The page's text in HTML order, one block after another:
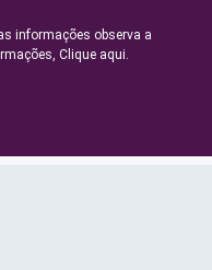
informações observa a
Clique aqui.